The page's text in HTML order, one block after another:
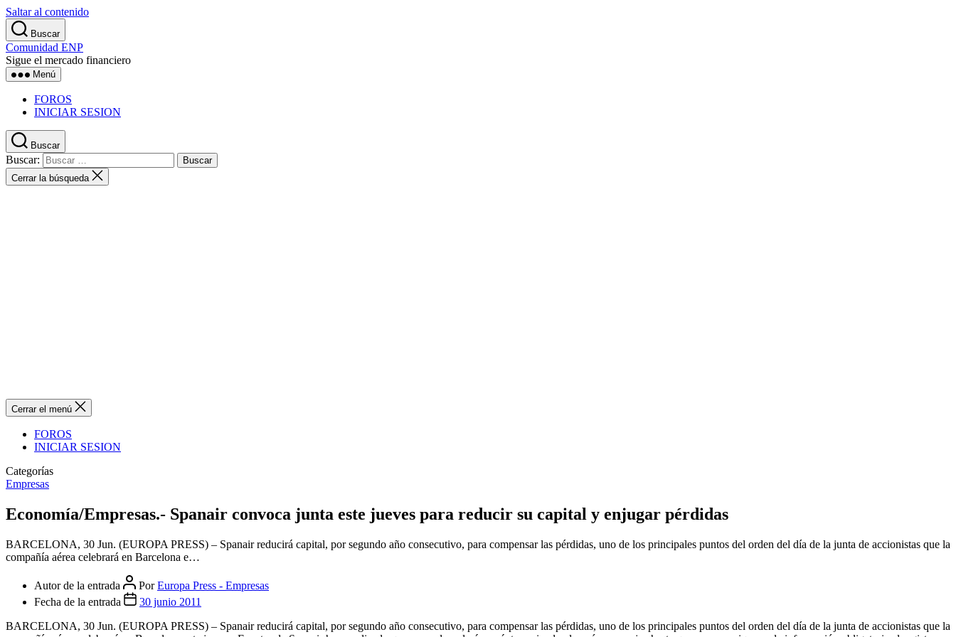
Saltar al contenido
Buscar
Comunidad ENP
Sigue el mercado financiero
Menú
FOROS
INICIAR SESION
Buscar
Buscar:
Cerrar la búsqueda
Cerrar el menú
FOROS
INICIAR SESION
Categorías
Empresas
Economía/Empresas.- Spanair convoca junta este jueves para reducir su capital y enjugar pérdidas
BARCELONA, 30 Jun. (EUROPA PRESS) – Spanair reducirá capital, por segundo año consecutivo, para compensar las pérdidas, uno de los principales puntos del orden del día de la junta de accionistas que la
compañía aérea celebrará en Barcelona e…
Autor de la entrada PorEuropa Press - Empresas
Fecha de la entrada
30 junio 2011
BARCELONA, 30 Jun. (EUROPA PRESS) – Spanair reducirá capital, por segundo año consecutivo, para compensar las pérdidas, uno de los principales puntos del orden del día de la junta de accionistas que la